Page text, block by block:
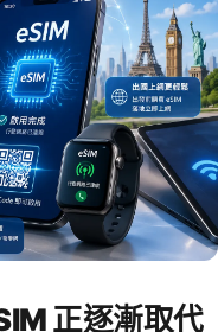
正逐漸取代